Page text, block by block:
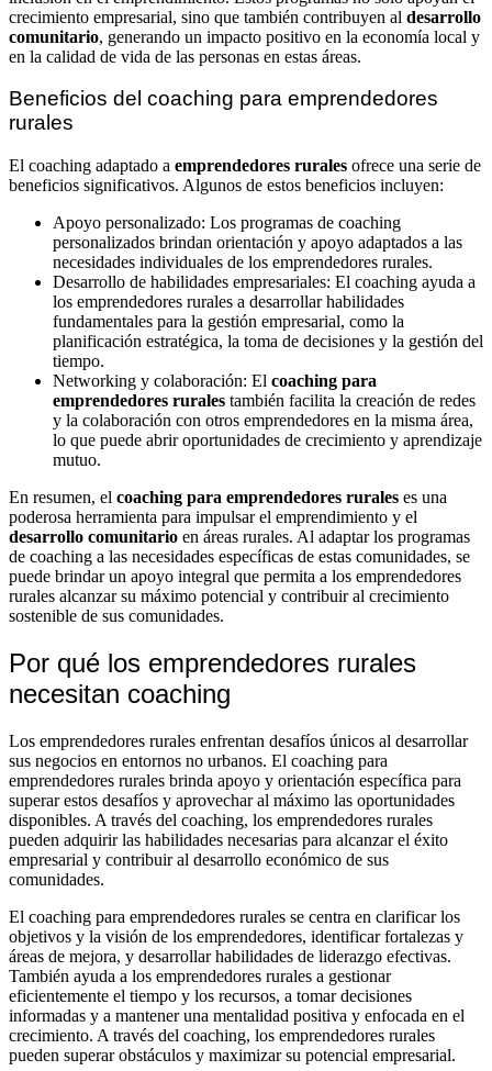
crecimiento empresarial, sino que también contribuyen al desarrollo
comunitario, generando un impacto positivo en la economía local y
en la calidad de vida de las personas en estas áreas.
Beneficios del coaching para emprendedores
rurales
El coaching adaptado a emprendedores rurales ofrece una serie de
beneficios significativos. Algunos de estos beneficios incluyen:
Apoyo personalizado: Los programas de coaching
personalizados brindan orientación y apoyo adaptados a las
necesidades individuales de los emprendedores rurales.
Desarrollo de habilidades empresariales: El coaching ayuda a
los emprendedores rurales a desarrollar habilidades
fundamentales para la gestión empresarial, como la
planificación estratégica, la toma de decisiones y la gestión del
tiempo.
Networking y colaboración: El coaching para
emprendedores rurales también facilita la creación de redes
y la colaboración con otros emprendedores en la misma área,
lo que puede abrir oportunidades de crecimiento y aprendizaje
mutuo.
En resumen, el coaching para emprendedores rurales es una
poderosa herramienta para impulsar el emprendimiento y el
desarrollo comunitario en áreas rurales. Al adaptar los programas
de coaching a las necesidades específicas de estas comunidades, se
puede brindar un apoyo integral que permita a los emprendedores
rurales alcanzar su máximo potencial y contribuir al crecimiento
sostenible de sus comunidades.
Por qué los emprendedores rurales
necesitan coaching
Los emprendedores rurales enfrentan desafíos únicos al desarrollar
sus negocios en entornos no urbanos. El coaching para
emprendedores rurales brinda apoyo y orientación específica para
superar estos desafíos y aprovechar al máximo las oportunidades
disponibles. A través del coaching, los emprendedores rurales
pueden adquirir las habilidades necesarias para alcanzar el éxito
empresarial y contribuir al desarrollo económico de sus
comunidades.
El coaching para emprendedores rurales se centra en clarificar los
objetivos y la visión de los emprendedores, identificar fortalezas y
áreas de mejora, y desarrollar habilidades de liderazgo efectivas.
También ayuda a los emprendedores rurales a gestionar
eficientemente el tiempo y los recursos, a tomar decisiones
informadas y a mantener una mentalidad positiva y enfocada en el
crecimiento. A través del coaching, los emprendedores rurales
pueden superar obstáculos y maximizar su potencial empresarial.